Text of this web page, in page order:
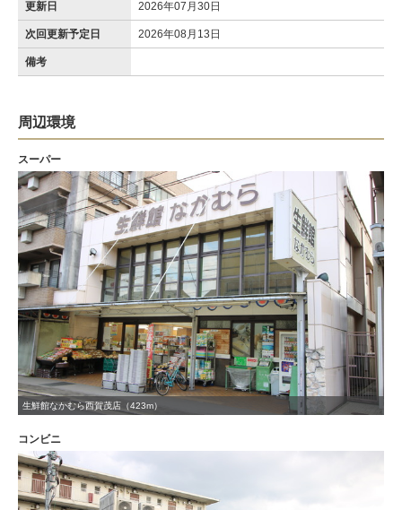
更新日 2026年07月30日
次回更新予定日 2026年08月13日
備考
周辺環境
スーパー
生鮮館なかむら西賀茂店（423m）
コンビニ